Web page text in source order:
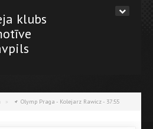
klubs
» Olymp Praga - Kolejarz Rawicz - 37:55